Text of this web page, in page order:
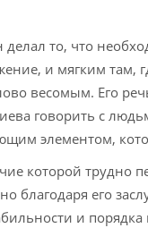
то, что
и мягким там,
весомым. Его
говорить с
элементом,
которой трудно
благодаря его
и порядка